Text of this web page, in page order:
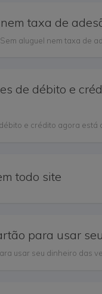
taxa de
aluguel nem taxa de
de débito e
e crédito agora está
todo site
para usar
usar seu dinheiro das